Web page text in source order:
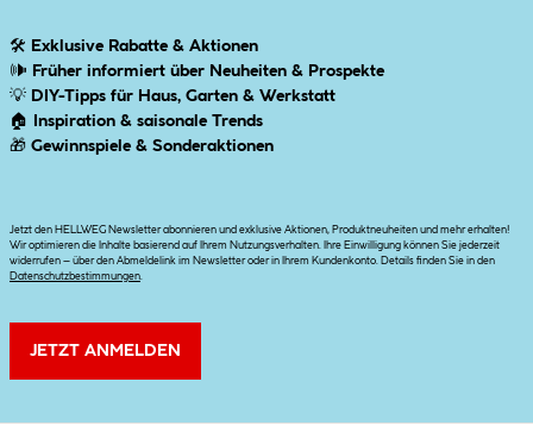
🛠 Exklusive Rabatte & Aktionen
🕪 Früher informiert über Neuheiten & Prospekte
💡 DIY-Tipps für Haus, Garten & Werkstatt
🏠
Inspiration & saisonale Trends
🎁 Gewinnspiele & Sonderaktionen
Jetzt den HELLWEG Newsletter abonnieren und exklusive Aktionen, Produktneuheiten und mehr erhalten!
Wir optimieren die Inhalte basierend auf Ihrem Nutzungsverhalten. Ihre Einwilligung können Sie jederzeit
widerrufen – über den Abmeldelink im Newsletter oder in Ihrem Kundenkonto. Details finden Sie in den
Datenschutzbestimmungen
JETZT ANMELDEN